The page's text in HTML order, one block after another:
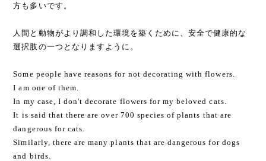
方も多いです。
人間と動物がより調和した環境を築くために、安全で健康的な
選択肢の一つとなりますように。
Some people have reasons for not decorating with flowers.
I am one of them.
In my case, I don't decorate flowers for my beloved cats.
It is said that there are over 700 species of plants that are
dangerous for cats.
Similarly, there are many plants that are dangerous for dogs
and birds.